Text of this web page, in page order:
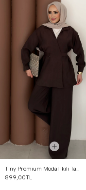
Tiny Premium Modal İkili Takım Kahverengi
899,00TL